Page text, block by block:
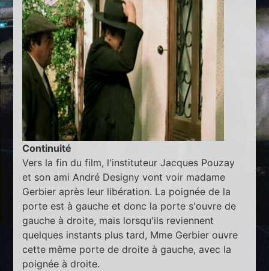
Continuité
Vers la fin du film, l'instituteur Jacques Pouzay
et son ami André Designy vont voir madame
Gerbier après leur libération. La poignée de la
porte est à gauche et donc la porte s'ouvre de
gauche à droite, mais lorsqu'ils reviennent
quelques instants plus tard, Mme Gerbier ouvre
cette même porte de droite à gauche, avec la
poignée à droite.